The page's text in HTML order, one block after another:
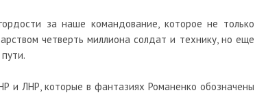
за наше командование, которое не только
четверть миллиона солдат и технику, но еще
и ЛНР, которые в фантазиях Романенко обозначены